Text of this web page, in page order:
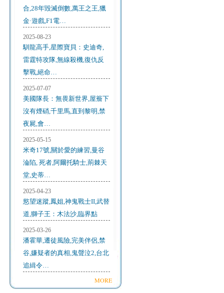
合,28年毀滅倒數,萬王之王,獵
金·遊戲,F1電…
2025-08-23
馴龍高手,星際寶貝：史迪奇,
雷霆特攻隊,無線殺機,復仇反
擊戰,絕命…
2025-07-07
美國隊長：無畏新世界,屋簷下
沒有煙硝,千里馬,直到黎明,禁
夜屍,會…
2025-05-15
米奇17號,關於愛的練習,曼谷
淪陷, 死者,阿爾托騎士,荊棘天
堂,史蒂…
2025-04-23
慾望迷蹤,鳳姐,神鬼戰士II,武替
道,獅子王：木法沙,臨界點
2025-03-26
潘霍華,遷徒風險,完美伴侶,禁
谷,嫌疑者的真相,鬼聲泣2,台北
追緝令…
MORE